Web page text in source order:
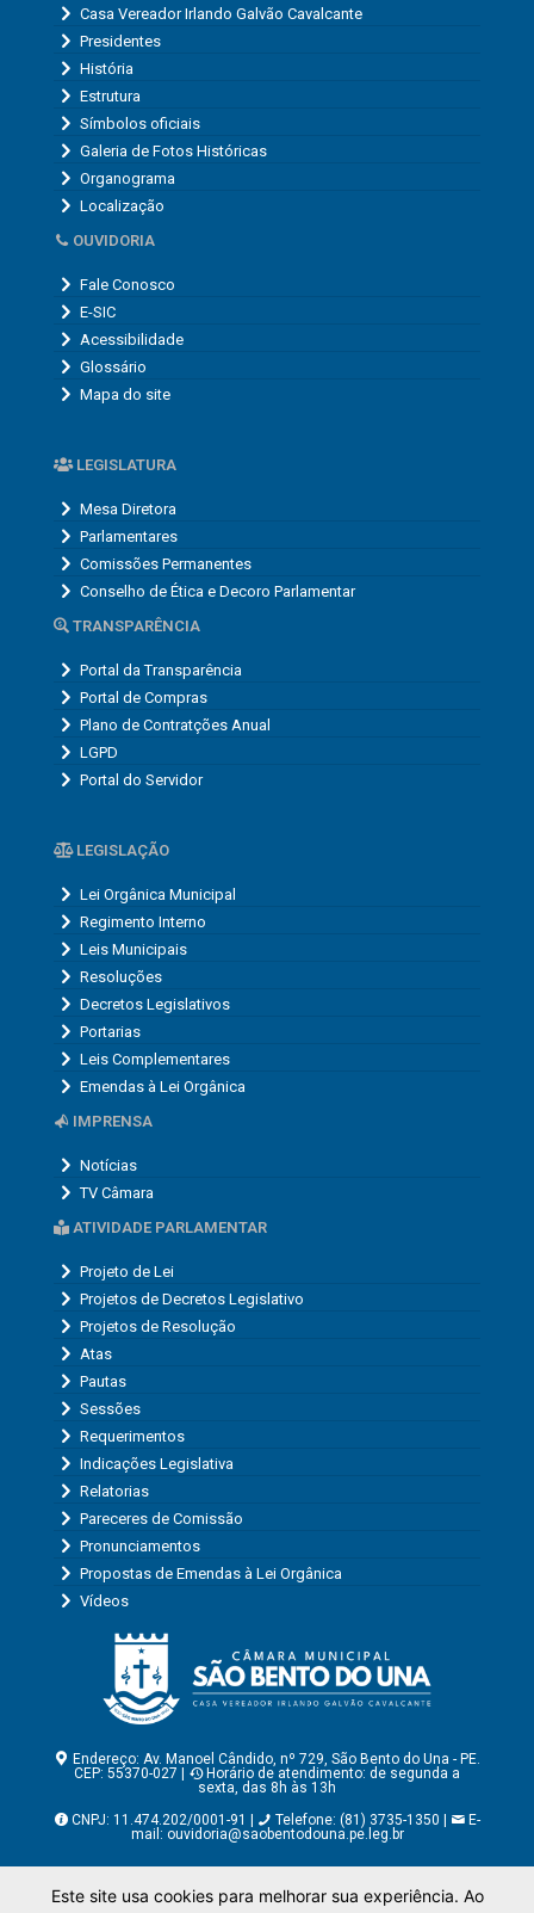
Casa Vereador Irlando Galvão Cavalcante
Presidentes
História
Estrutura
Símbolos oficiais
Galeria de Fotos Históricas
Organograma
Localização
OUVIDORIA
Fale Conosco
E-SIC
Acessibilidade
Glossário
Mapa do site
LEGISLATURA
Mesa Diretora
Parlamentares
Comissões Permanentes
Conselho de Ética e Decoro Parlamentar
TRANSPARÊNCIA
Portal da Transparência
Portal de Compras
Plano de Contratções Anual
LGPD
Portal do Servidor
LEGISLAÇÃO
Lei Orgânica Municipal
Regimento Interno
Leis Municipais
Resoluções
Decretos Legislativos
Portarias
Leis Complementares
Emendas à Lei Orgânica
IMPRENSA
Notícias
TV Câmara
ATIVIDADE PARLAMENTAR
Projeto de Lei
Projetos de Decretos Legislativo
Projetos de Resolução
Atas
Pautas
Sessões
Requerimentos
Indicações Legislativa
Relatorias
Pareceres de Comissão
Pronunciamentos
Propostas de Emendas à Lei Orgânica
Vídeos
Endereço: Av. Manoel Cândido, nº 729, São Bento do Una - PE.
CEP: 55370-027 |
Horário de atendimento: de segunda a
sexta, das 8h às 13h
CNPJ: 11.474.202/0001-91 |
Telefone: (81) 3735-1350 |
E-
mail: ouvidoria@saobentodouna.pe.leg.br
de São Bento do Una - PE
Este site usa cookies para melhorar sua experiência. Ao